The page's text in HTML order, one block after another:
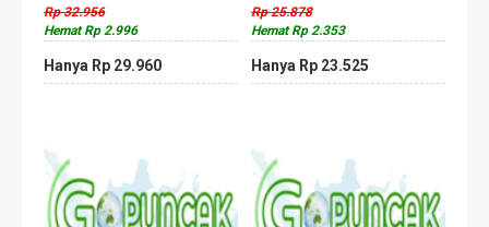
Rp 32.956
Hemat Rp 2.996
Hanya Rp 29.960
Rp 25.878
Hemat Rp 2.353
Hanya Rp 23.525